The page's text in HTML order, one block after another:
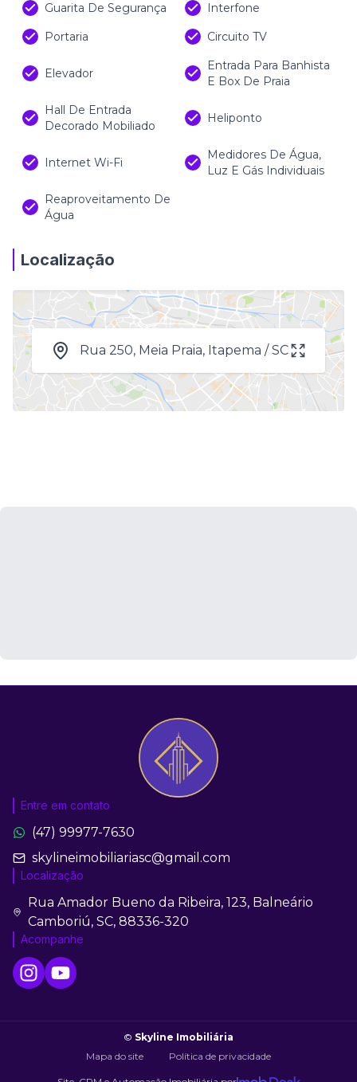
Guarita De Segurança
Interfone
Portaria
Circuito TV
Elevador
Entrada Para Banhista
E Box De Praia
Hall De Entrada
Decorado Mobiliado
Heliponto
Internet Wi-Fi
Medidores De Água,
Luz E Gás Individuais
Reaproveitamento De
Água
Localização
Rua 250, Meia Praia, Itapema / SC
Entre em contato
(47) 99977-7630
skylineimobiliariasc@gmail.com
Localização
Rua Amador Bueno da Ribeira, 123, Balneário
Camboriú, SC, 88336-320
Acompanhe
© Skyline Imobiliária
Mapa do site
Política de privacidade